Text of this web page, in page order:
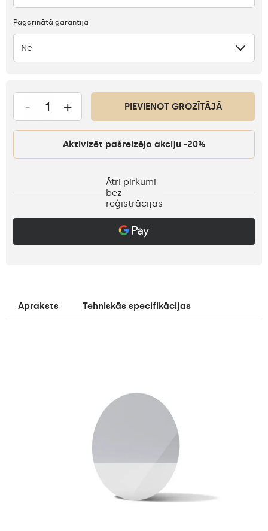
Pagarinātā garantija
Nē
- + PIEVIENOT GROZĪTĀJĀ
Aktivizēt pašreizējo akciju -20%
Ātri pirkumi
bez
reģistrācijas
Apraksts Tehniskās specifikācijas